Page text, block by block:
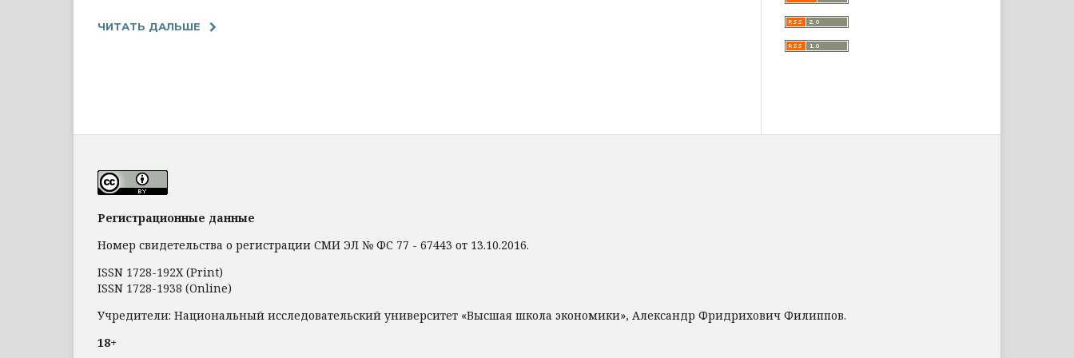
ЧИТАТЬ ДАЛЬШЕ
Регистрационные данные
Номер свидетельства о регистрации СМИ ЭЛ № ФС 77 - 67443 от 13.10.2016.
ISSN 1728-192Х (Print)
ISSN 1728-1938 (Online)
Учредители: Национальный исследовательский университет «Высшая школа экономики», Александр Фридрихович Филиппов.
18+